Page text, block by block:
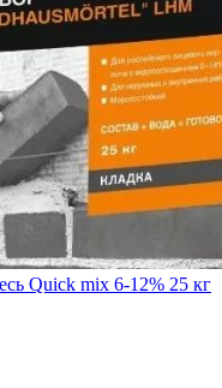
Quick mix 6-12% 25 кг